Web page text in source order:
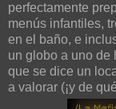
perfectamente
menús infantiles,
en el baño, e
un globo a uno de
que se dice un
a valorar (¡y de